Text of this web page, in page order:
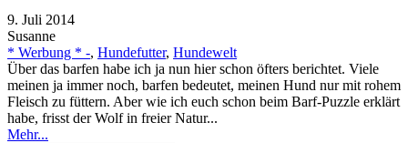
9. Juli 2014
Susanne
* Werbung * -, Hundefutter, Hundewelt
Über das barfen habe ich ja nun hier schon öfters berichtet. Viele
meinen ja immer noch, barfen bedeutet, meinen Hund nur mit rohem
Fleisch zu füttern. Aber wie ich euch schon beim Barf-Puzzle erklärt
habe, frisst der Wolf in freier Natur...
Mehr...